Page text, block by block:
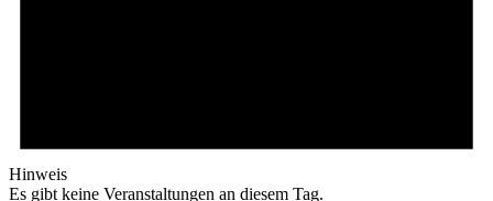
Hinweis
Es gibt keine Veranstaltungen an diesem Tag.